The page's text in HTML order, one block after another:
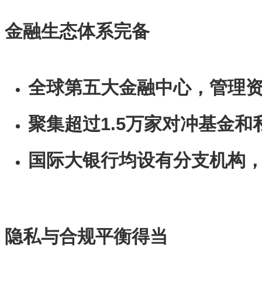
金融生态体系完备
全球第五大金融中心，管理
聚集超过1.5万家对冲基金和
国际大银行均设有分支机构
隐私与合规平衡得当